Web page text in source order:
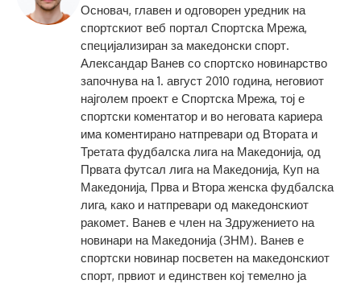
Основач, главен и одговорен уредник на
спортскиот веб портал Спортска Мрежа,
специјализиран за македонски спорт.
Александар Ванев со спортско новинарство
започнува на 1. август 2010 година, неговиот
најголем проект е Спортска Мрежа, тој е
спортски коментатор и во неговата кариера
има коментирано натпревари од Втората и
Третата фудбалска лига на Македонија, од
Првата футсал лига на Македонија, Куп на
Македонија, Прва и Втора женска фудбалска
лига, како и натпревари од македонскиот
ракомет. Ванев е член на Здружението на
новинари на Македонија (ЗНМ). Ванев е
спортски новинар посветен на македонскиот
спорт, првиот и единствен кој темелно ја